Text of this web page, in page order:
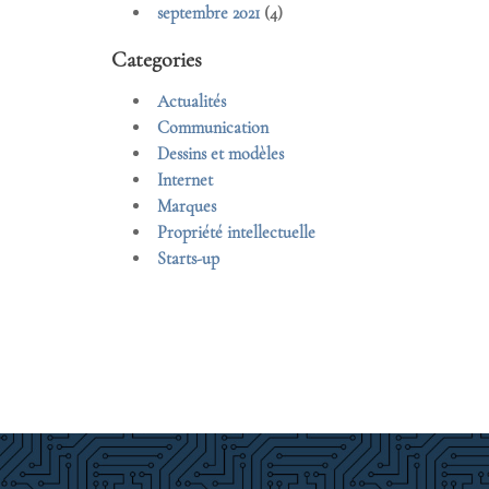
septembre 2021 (4)
Categories
Actualités
Communication
Dessins et modèles
Internet
Marques
Propriété intellectuelle
Starts-up